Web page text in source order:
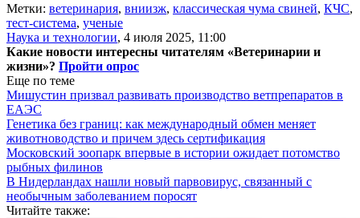
Метки: ветеринария, вниизж, классическая чума свиней, КЧС,
тест-система, ученые
Наука и технологии, 4 июля 2025, 11:00
Какие новости интересны читателям «Ветеринарии и
жизни»? Пройти опрос
Еще по теме
Мишустин призвал развивать производство ветпрепаратов в
ЕАЭС
Генетика без границ: как международный обмен меняет
животноводство и причем здесь сертификация
Московский зоопарк впервые в истории ожидает потомство
рыбных филинов
В Нидерландах нашли новый парвовирус, связанный с
необычным заболеванием поросят
Читайте также: